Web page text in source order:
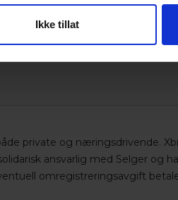
Ikke tillat
private og næringsdrivende.
ansvarlig med Selger og
omregistreringsavgift